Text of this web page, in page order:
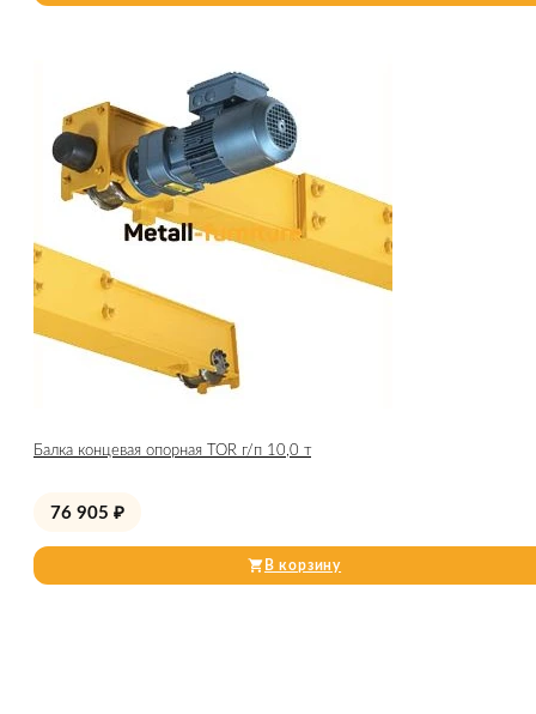
Балка концевая опорная TOR г/п 10,0 т
76 905 ₽
В корзину